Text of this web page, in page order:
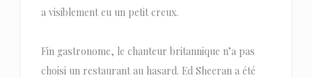
a visiblement eu un petit creux.
Fin gastronome, le chanteur britannique n’a pas
choisi un restaurant au hasard. Ed Sheeran a été